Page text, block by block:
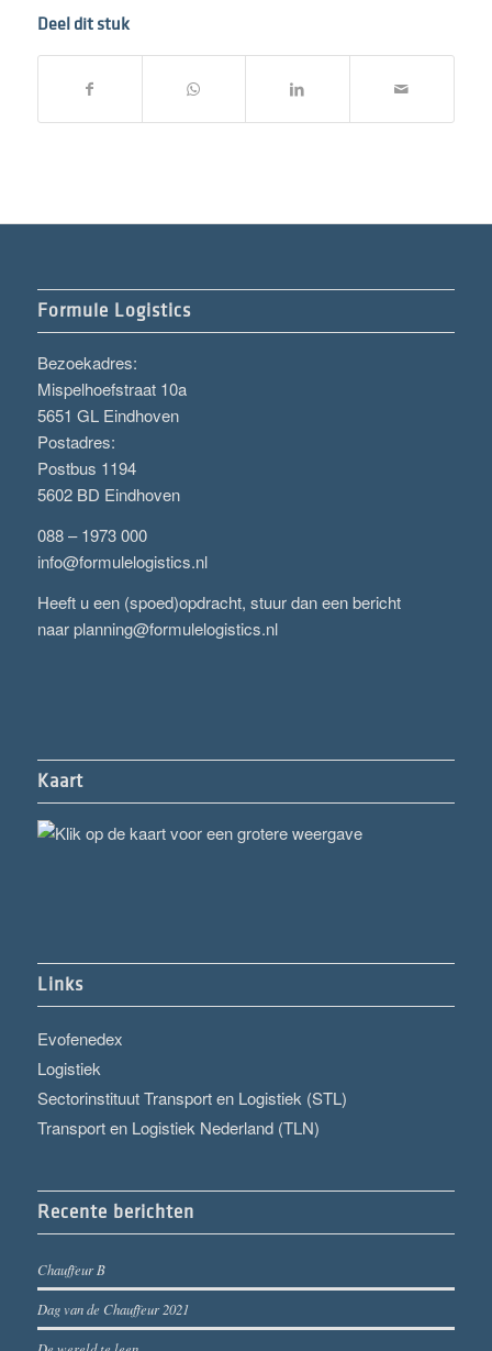
Deel dit stuk
Formule Logistics
Bezoekadres:
Mispelhoefstraat 10a
5651 GL Eindhoven
Postadres:
Postbus 1194
5602 BD Eindhoven
088 – 1973 000
info@formulelogistics.nl
Heeft u een (spoed)opdracht, stuur dan een bericht
naarplanning@formulelogistics.nl
Kaart
Links
Evofenedex
Logistiek
Sectorinstituut Transport en Logistiek (STL)
Transport en Logistiek Nederland (TLN)
Recente berichten
Chauffeur B
Dag van de Chauffeur 2021